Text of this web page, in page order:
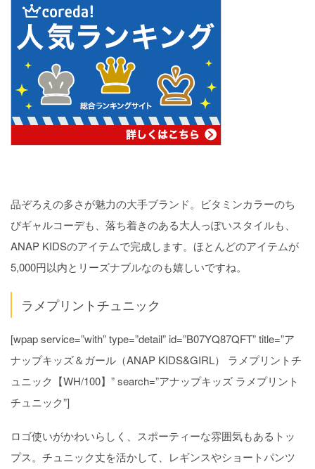
品ぞろえの多さが魅力の大手ブランド。ビタミンカラーのち
びギャルコーデも、落ち着きのある大人っぽいスタイルも、
ANAP KIDSのアイテムで完成します。ほとんどのアイテムが
5,000円以内とリーズナブルなのも嬉しいですね。
ラメプリントチュニック
[wpap service=”with” type=”detail” id=”B07YQ87QFT” title=”ア
ナップキッズ＆ガール（ANAP KIDS&GIRL） ラメプリントチ
ュニック【WH/100】” search=”アナップキッズ ラメプリント
チュニック”]
ロゴ使いがかわいらしく、スポーティーな雰囲気もあるトッ
プス。チュニック丈を活かして、レギンスやショートパンツ